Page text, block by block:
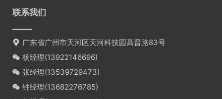
联系我们
广东省广州市天河区天河科技园高普路83号
杨经理(13922146696)
张经理(13539729473)
钟经理(13682276785)